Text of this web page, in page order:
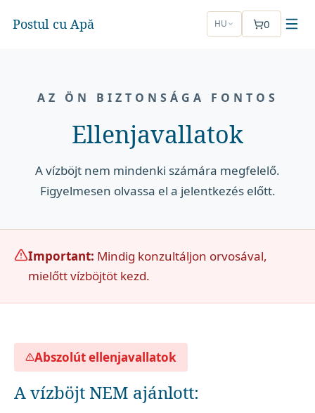
Postul cu Apă HU 0
AZ ÖN BIZTONSÁGA FONTOS
Ellenjavallatok
A vízböjt nem mindenki számára megfelelő.
Figyelmesen olvassa el a jelentkezés előtt.
Important: Mindig konzultáljon orvosával,
mielőtt vízböjtöt kezd.
Abszolút ellenjavallatok
A vízböjt NEM ajánlott: